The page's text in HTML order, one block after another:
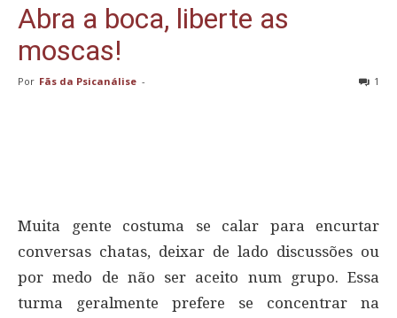
Abra a boca, liberte as
moscas!
Por Fãs da Psicanálise - 1
Muita gente costuma se calar para encurtar
conversas chatas, deixar de lado discussões ou
por medo de não ser aceito num grupo. Essa
turma geralmente prefere se concentrar na